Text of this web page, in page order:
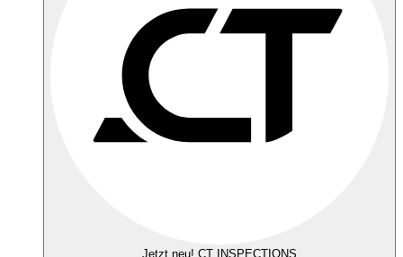
Jetzt neu! CT INSPECTIONS